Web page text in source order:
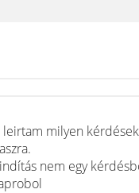
leirtam milyen
nem egy